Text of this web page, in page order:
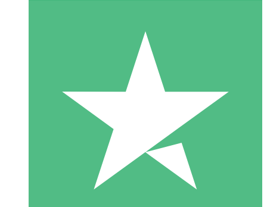
Packs de Crédits Individuels
Payez à l'utilisation avec des crédits de téléchargement. Sans
1 Téléchargement
10 00